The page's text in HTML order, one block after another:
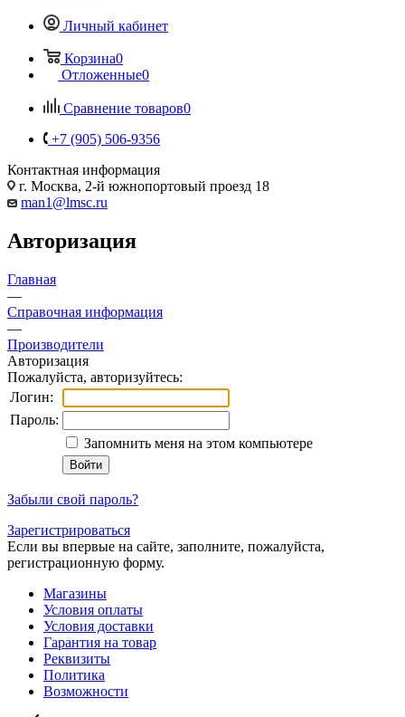
Личный кабинет
Корзина0
Отложенные0
Сравнение товаров0
+7 (905) 506-9356
Контактная информация
г. Москва, 2-й южнопортовый проезд 18
man1@lmsc.ru
Авторизация
Главная
—
Справочная информация
—
Производители
Авторизация
Пожалуйста, авторизуйтесь:
Логин:
Пароль:
Запомнить меня на этом компьютере
Забыли свой пароль?
Зарегистрироваться
Если вы впервые на сайте, заполните, пожалуйста,
регистрационную форму.
Магазины
Условия оплаты
Условия доставки
Гарантия на товар
Реквизиты
Политика
Возможности